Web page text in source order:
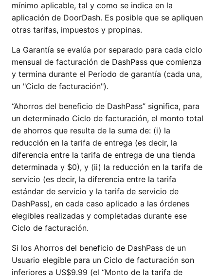
mínimo aplicable, tal y como se indica en la
aplicación de DoorDash. Es posible que se apliquen
otras tarifas, impuestos y propinas.
La Garantía se evalúa por separado para cada ciclo
mensual de facturación de DashPass que comienza
y termina durante el Período de garantía (cada una,
un "Ciclo de facturación").
“Ahorros del beneficio de DashPass” significa, para
un determinado Ciclo de facturación, el monto total
de ahorros que resulta de la suma de: (i) la
reducción en la tarifa de entrega (es decir, la
diferencia entre la tarifa de entrega de una tienda
determinada y $0), y (ii) la reducción en la tarifa de
servicio (es decir, la diferencia entre la tarifa
estándar de servicio y la tarifa de servicio de
DashPass), en cada caso aplicado a las órdenes
elegibles realizadas y completadas durante ese
Ciclo de facturación.
Si los Ahorros del beneficio de DashPass de un
Usuario elegible para un Ciclo de facturación son
inferiores a US$9.99 (el “Monto de la tarifa de